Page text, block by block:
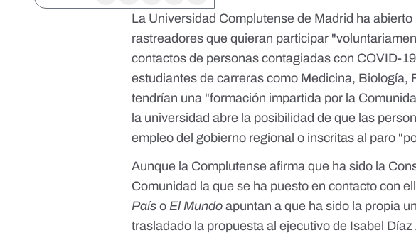
La Universidad Complutense de Madrid ha
rastreadores que quieran participar
contactos de personas contagiadas con COVID-
estudiantes de carreras como Medicina, Biología,
tendrían una "formación impartida por la
la universidad abre la posibilidad de que las
empleo del gobierno regional o inscritas al paro
Aunque la Complutense afirma que ha sido la
Comunidad la que se ha puesto en contacto con
País o El Mundo apuntan a que ha sido la propia
trasladado la propuesta al ejecutivo de Isabel Díaz